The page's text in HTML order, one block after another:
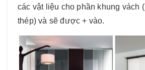
các vật liệu cho phần khung vách
thép) và sẽ được + vào.